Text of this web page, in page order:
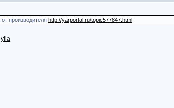
производителя http://yarportal.ru/topic577847.html